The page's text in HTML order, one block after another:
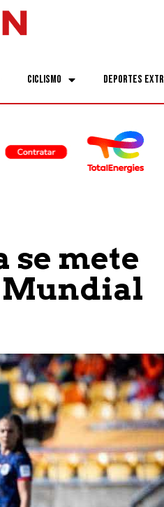
Ciclismo Deportes
se mete
Mundial